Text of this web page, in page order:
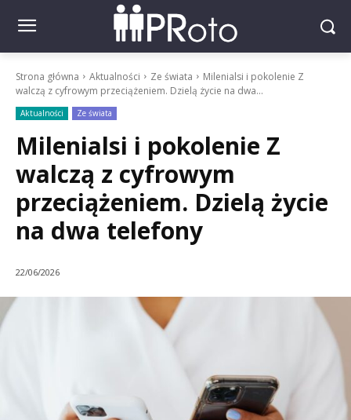
Strona główna Aktualności Ze świata
Milenialsi i pokolenie Z
walczą z cyfrowym przeciążeniem. Dzielą życie na dwa...
Aktualności Ze świata
Milenialsi i pokolenie Z
walczą z cyfrowym
przeciążeniem. Dzielą życie
na dwa telefony
22/06/2026